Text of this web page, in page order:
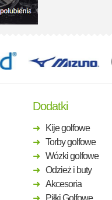
Dodatki
Kije golfowe
Torby golfowe
Wózki golfowe
Odzież i buty
Akcesoria
Piłki Golfowe